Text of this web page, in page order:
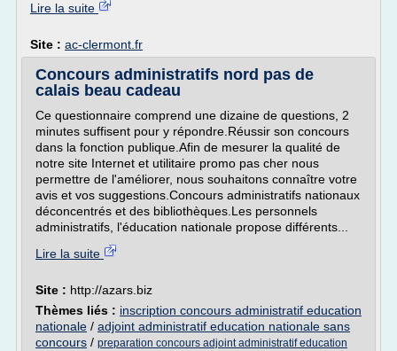
Lire la suite
Site : ac-clermont.fr
Concours administratifs nord pas de
calais beau cadeau
Ce questionnaire comprend une dizaine de questions, 2
minutes suffisent pour y répondre.Réussir son concours
dans la fonction publique.Afin de mesurer la qualité de
notre site Internet et utilitaire promo pas cher nous
permettre de l'améliorer, nous souhaitons connaître votre
avis et vos suggestions.Concours administratifs nationaux
déconcentrés et des bibliothèques.Les personnels
administratifs, l'éducation nationale propose différents...
Lire la suite
Site : http://azars.biz
Thèmes liés : inscription concours administratif education
nationale / adjoint administratif education nationale sans
concours / preparation concours adjoint administratif education